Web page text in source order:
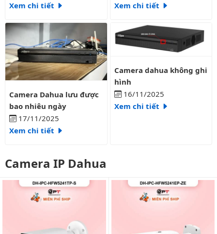
Xem chi tiết
Xem chi tiết
Camera Dahua lưu được bao nhiêu ngày
Camera Dahua lưu được
bao nhiêu ngày
17/11/2025
Xem chi tiết
Camera dahua không ghi hình
Camera dahua không ghi
hình
16/11/2025
Xem chi tiết
Camera IP Dahua